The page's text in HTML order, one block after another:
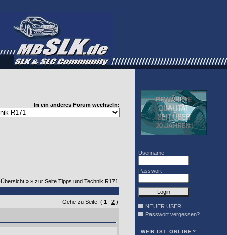
In ein anderes Forum wechseln:
» » zur Seite Tipps und Technik R171
Gehe zu Seite: ( 1 | 2 )
Username
Passwort
NEUER USER
Passwort vergessen?
WER IST ONLINE?